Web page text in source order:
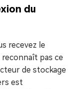
du
recevez le
pas ce
de stockage
est